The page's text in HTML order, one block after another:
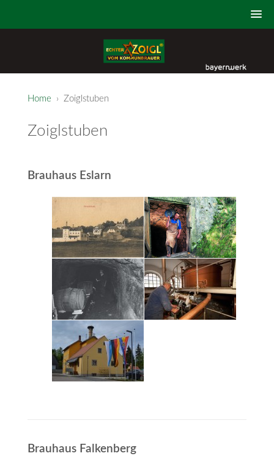
Home › Zoiglstuben
Zoiglstuben
Brauhaus Eslarn
Brauhaus Falkenberg